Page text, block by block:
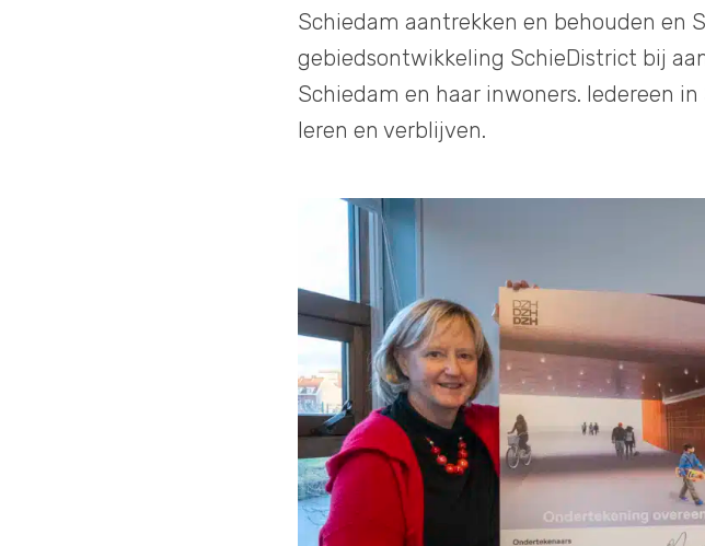
Schiedam aantrekken en behouden en
gebiedsontwikkeling SchieDistrict bij
Schiedam en haar inwoners. Iedereen
leren en verblijven.